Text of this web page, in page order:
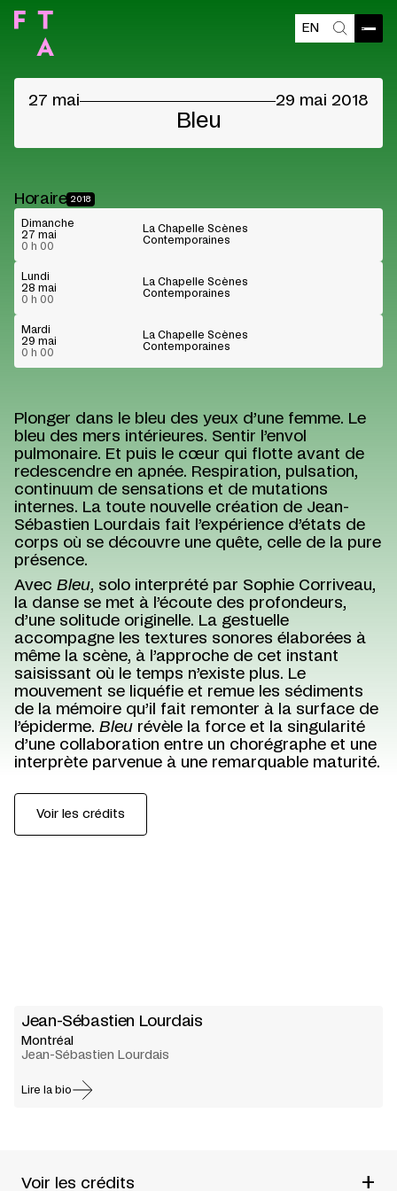
EN
pour voir le contenu
Préférences cookies
27 mai 29 mai 2018
Bleu
Plonger dans le bleu des yeux d’une femme. Le
bleu des mers intérieures. Sentir l’envol
pulmonaire. Et puis le cœur qui flotte avant de
redescendre en apnée. Respiration, pulsation,
continuum de sensations et de mutations
internes. La toute nouvelle création de Jean-
Sébastien Lourdais fait l’expérience d’états de
corps où se découvre une quête, celle de la pure
présence.
Avec Bleu, solo interprété par Sophie Corriveau,
la danse se met à l’écoute des profondeurs,
d’une solitude originelle. La gestuelle
accompagne les textures sonores élaborées à
même la scène, à l’approche de cet instant
saisissant où le temps n’existe plus. Le
mouvement se liquéfie et remue les sédiments
de la mémoire qu’il fait remonter à la surface de
l’épiderme. Bleu révèle la force et la singularité
d’une collaboration entre un chorégraphe et une
interprète parvenue à une remarquable maturité.
Voir les crédits
Jean-Sébastien Lourdais
Montréal
Jean-Sébastien Lourdais
Lire la bio
Horaire 2018
Dimanche
27 mai
0 h 00
La Chapelle Scènes
Contemporaines
Lundi
28 mai
0 h 00
La Chapelle Scènes
Contemporaines
Mardi
29 mai
0 h 00
La Chapelle Scènes
Contemporaines
Voir les crédits +